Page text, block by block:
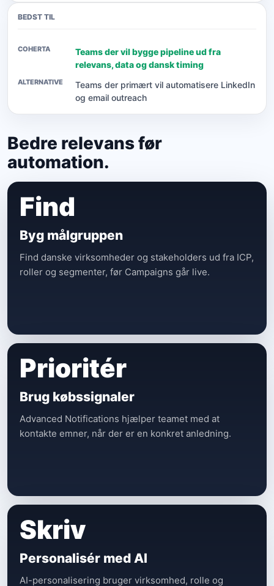
BEDST TIL
Teams der vil bygge pipeline ud fra
relevans, data og dansk timing
Teams der primært vil automatisere LinkedIn
og email outreach
Bedre relevans før
automation.
Find
Byg målgruppen
Find danske virksomheder og stakeholders ud fra ICP,
roller og segmenter, før Campaigns går live.
Prioritér
Brug købssignaler
Advanced Notifications hjælper teamet med at
kontakte emner, når der er en konkret anledning.
Skriv
Personalisér med AI
AI-personalisering bruger virksomhed, rolle og